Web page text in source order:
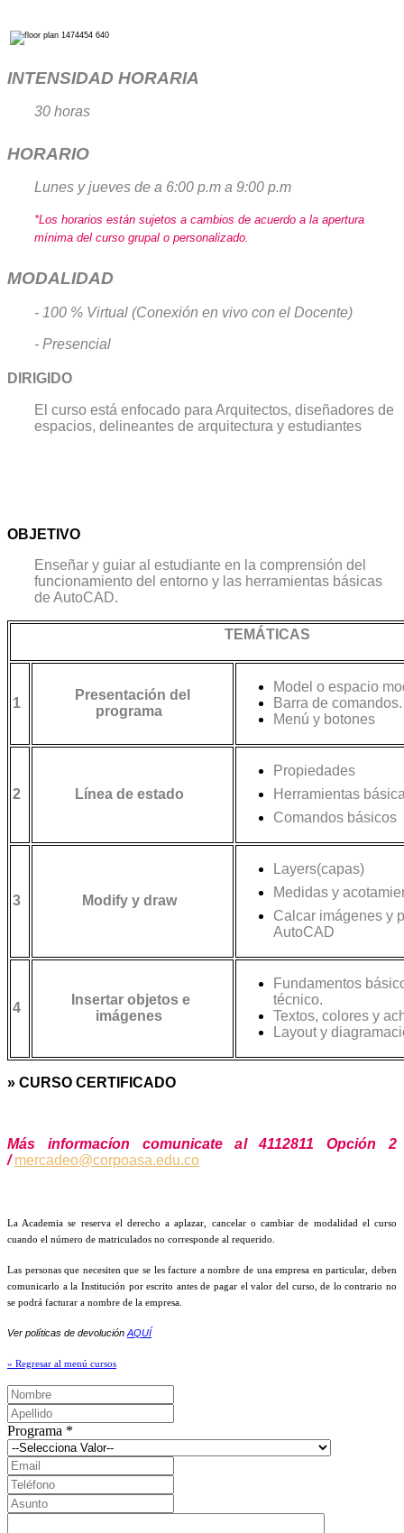
INTENSIDAD HORARIA
30 horas
HORARIO
Lunes y jueves de a 6:00 p.m a 9:00 p.m
*Los horarios están sujetos a cambios de acuerdo a la apertura
mínima del curso grupal o personalizado.
MODALIDAD
- 100 % Virtual (Conexión en vivo con el Docente)
- Presencial
DIRIGIDO
El curso está enfocado para Arquitectos, diseñadores de
espacios, delineantes de arquitectura y estudiantes
OBJETIVO
Enseñar y guiar al estudiante en la comprensión del
funcionamiento del entorno y las herramientas básicas
de AutoCAD.
TEMÁTICAS
1
Presentación del
programa
Model o espacio
Barra de comandos.
Menú y botones
2 Línea de estado
Propiedades
Herramientas
Comandos básicos
3 Modify y draw
Layers(capas)
Medidas y
Calcar imágenes y
AutoCAD
4
Insertar objetos e
imágenes
Fundamentos
técnico.
Textos, colores y
Layout y
» CURSO CERTIFICADO
Más informacíon comunicate al 4112811 Opción 2
/mercadeo@corpoasa.edu.co
La Academia se reserva el derecho a aplazar, cancelar o cambiar de modalidad el curso
cuando el número de matriculados no corresponde al requerido.
Las personas que necesiten que se les facture a nombre de una empresa en particular, deben
comunicarlo a la Institución por escrito antes de pagar el valor del curso, de lo contrario no
se podrá facturar a nombre de la empresa.
Ver políticas de devolución AQUÍ
» Regresar al menú cursos
Programa *